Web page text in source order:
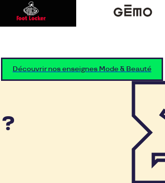
Découvrir nos enseignes Mode & Beauté